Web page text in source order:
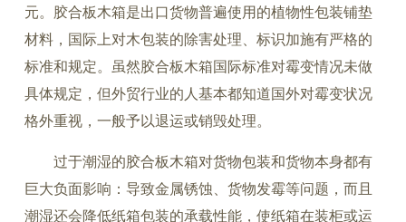
元。胶合板木箱是出口货物普遍使用的植物性包装铺垫
材料，国际上对木包装的除害处理、标识加施有严格的
标准和规定。虽然胶合板木箱国际标准对霉变情况未做
具体规定，但外贸行业的人基本都知道国外对霉变状况
格外重视，一般予以退运或销毁处理。
过于潮湿的胶合板木箱对货物包装和货物本身都有
巨大负面影响：导致金属锈蚀、货物发霉等问题，而且
潮湿还会降低纸箱包装的承载性能，使纸箱在装柜或运